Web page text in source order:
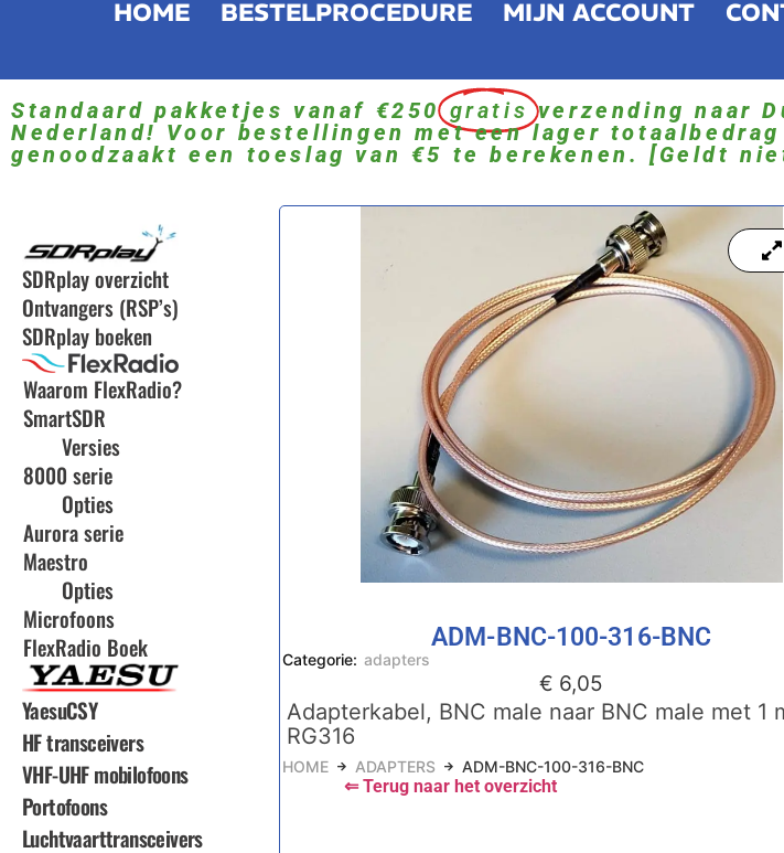
HOME BESTELPROCEDURE MIJN ACCOUNT
Standaard pakketjes vanaf €250 gratis verzending naar
Nederland! Voor bestellingen met een lager
genoodzaakt een toeslag van €5 te berekenen. [Geldt
SDRplay overzicht
Ontvangers (RSP’s)
SDRplay boeken
Waarom FlexRadio?
SmartSDR
Versies
8000 serie
Opties
Aurora serie
Maestro
Opties
Microfoons
FlexRadio Boek
YaesuCSY
HF transceivers
VHF-UHF mobilofoons
Portofoons
Luchtvaarttransceivers
ADM-BNC-100-316-BNC
Categorie: adapters
€ 6,05
Adapterkabel, BNC male naar BNC male met 1
RG316
HOME ADAPTERS ADM-BNC-100-316-BNC
⇐ Terug naar het overzicht